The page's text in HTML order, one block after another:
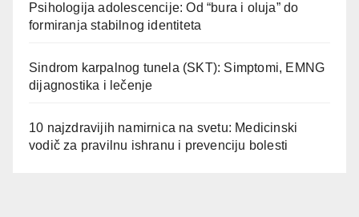
Psihologija adolescencije: Od “bura i oluja” do
formiranja stabilnog identiteta
Sindrom karpalnog tunela (SKT): Simptomi, EMNG
dijagnostika i lečenje
10 najzdravijih namirnica na svetu: Medicinski
vodič za pravilnu ishranu i prevenciju bolesti